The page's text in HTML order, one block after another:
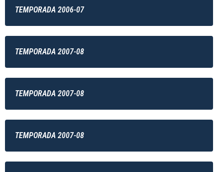
TEMPORADA 2006-07
TEMPORADA 2007-08
TEMPORADA 2007-08
TEMPORADA 2007-08